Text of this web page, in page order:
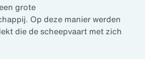
grote
Op deze manier werden
die de scheepvaart met zich